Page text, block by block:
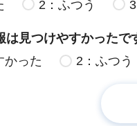
2：ふつう
は見つけやすかったで
かった
2：ふつう